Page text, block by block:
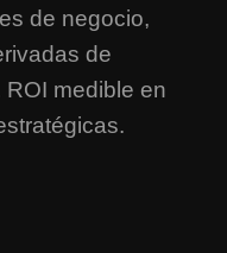
de negocio,
de
medible en